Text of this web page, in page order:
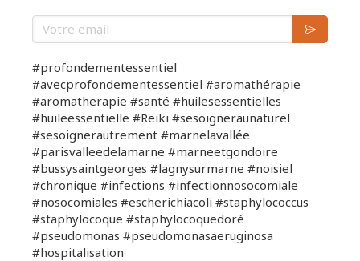
Votre email
#profondementessentiel
#avecprofondementessentiel #aromathérapie
#aromatherapie #santé #huilesessentielles
#huileessentielle #Reiki #sesoigneraunaturel
#sesoignerautrement #marnelavallée
#parisvalleedelamarne #marneetgondoire
#bussysaintgeorges #lagnysurmarne #noisiel
#chronique #infections #infectionnosocomiale
#nosocomiales #escherichiacoli #staphylococcus
#staphylocoque #staphylocoquedoré
#pseudomonas #pseudomonasaeruginosa
#hospitalisation